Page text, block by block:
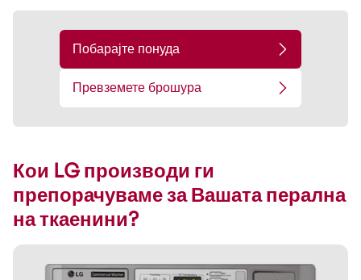
Побарајте понуда
Превземете брошура
Кои LG производи ги
препорачуваме за Вашата перална
на ткаенини?